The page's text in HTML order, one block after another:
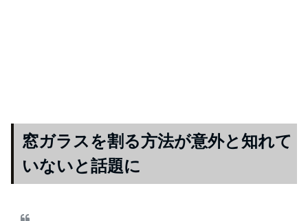
窓ガラスを割る方法が意外と知れて
いないと話題に